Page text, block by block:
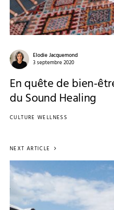
Elodie Jacquemond
3 septembre 2020
En quête de bien-
du Sound Healing
CULTURE WELLNESS
NEXT ARTICLE